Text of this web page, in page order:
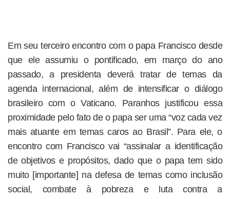
Em seu terceiro encontro com o papa Francisco desde
que ele assumiu o pontificado, em março do ano
passado, a presidenta deverá tratar de temas da
agenda internacional, além de intensificar o diálogo
brasileiro com o Vaticano. Paranhos justificou essa
proximidade pelo fato de o papa ser uma “voz cada vez
mais atuante em temas caros ao Brasil”. Para ele, o
encontro com Francisco vai “assinalar a identificação
de objetivos e propósitos, dado que o papa tem sido
muito [importante] na defesa de temas como inclusão
social, combate à pobreza e luta contra a